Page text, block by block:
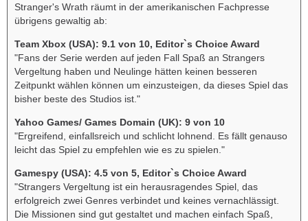
Stranger's Wrath räumt in der amerikanischen Fachpresse
übrigens gewaltig ab:
Team Xbox (USA): 9.1 von 10, Editor`s Choice Award
"Fans der Serie werden auf jeden Fall Spaß an Strangers
Vergeltung haben und Neulinge hätten keinen besseren
Zeitpunkt wählen können um einzusteigen, da dieses Spiel das
bisher beste des Studios ist."
Yahoo Games/ Games Domain (UK): 9 von 10
"Ergreifend, einfallsreich und schlicht lohnend. Es fällt genauso
leicht das Spiel zu empfehlen wie es zu spielen."
Gamespy (USA): 4.5 von 5, Editor`s Choice Award
"Strangers Vergeltung ist ein herausragendes Spiel, das
erfolgreich zwei Genres verbindet und keines vernachlässigt.
Die Missionen sind gut gestaltet und machen einfach Spaß,